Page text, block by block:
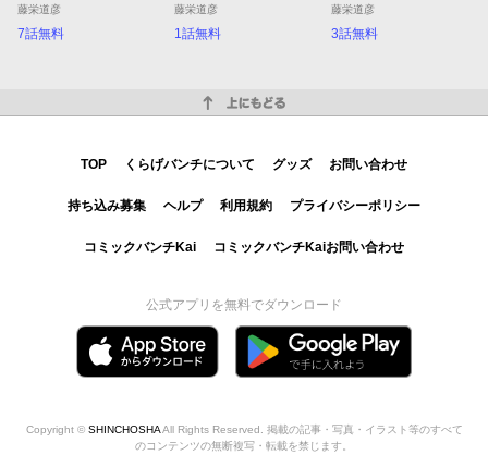
藤栄道彦
7話無料
藤栄道彦
1話無料
藤栄道彦
3話無料
TOP くらげバンチについて グッズ お問い合わせ
持ち込み募集 ヘルプ 利用規約 プライバシーポリシー
コミックバンチKai コミックバンチKaiお問い合わせ
公式アプリを無料でダウンロード
Copyright © SHINCHOSHAAll Rights Reserved. 掲載の記事・写真・イラスト等のすべて
のコンテンツの無断複写・転載を禁じます。